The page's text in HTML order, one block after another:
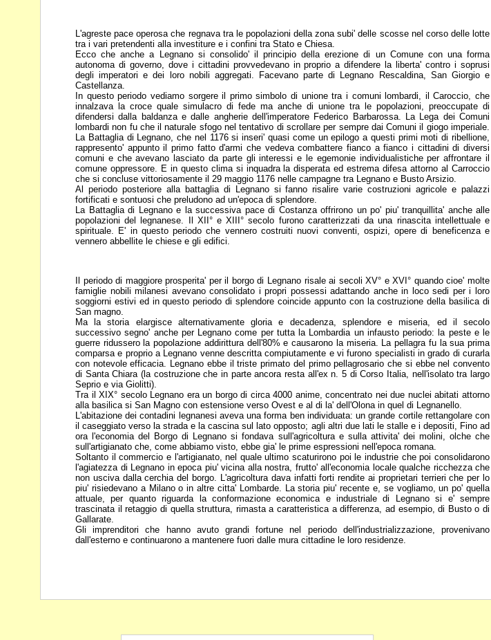
L'agreste pace operosa che regnava tra le popolazioni della zona subi' delle scosse nel corso delle lotte
tra i vari pretendenti alla investiture e i confini tra Stato e Chiesa.
Ecco che anche a Legnano si consolido' il principio della erezione di un Comune con una forma
autonoma di governo, dove i cittadini provvedevano in proprio adifendere la liberta' contro i soprusi
degli imperatori e dei loro nobili aggregati.
Facevano parte di Legnano Rescaldina, San Giorgio e
Castellanza.
In questo periodo vediamo sorgere il primo simbolo di unione tra i comuni lombardi, ilCaroccio, che
innalzava la croce quale simulacro di fede ma anche di unione tra le popolazioni, preoccupate di
difendersi dalla baldanza e dalle angherie dell'imperatore Federico Barbarossa. La Lega dei Comuni
lombardi non fu cheil naturale sfogo nel tentativo di scrollare per sempre dai Comuni il giogoimperiale.
La Battaglia di Legnano, che nel 1176 si inseri' quasi come unepilogo a questi primi moti di ribellione,
rappresento' appunto il primo fattod'armi che vedeva combattere fianco a fianco i cittadini di diversi
comuni e che avevano lasciato da parte gli interessi e le egemonie individualistiche peraffrontare il
comune oppressore. E in questo clima si inquadra la disperata edestrema difesa attorno al Carroccio
che si concluse vittoriosamente il 29 maggio 1176 nelle campagne tra Legnano e Busto Arsizio.
Al periodo posteriore alla battaglia di Legnano si fanno risalire varie costruzioni agricole e palazzi
fortificati e sontuosi che preludono ad un'epoca di splendore.
La Battaglia di Legnano e la successiva pace di Costanza offrirono un po' piu' tranquillita' anche alle
popolazioni del legnanese. Il XII° e XIII° secolo furono caratterizzatida una rinascita intellettuale e
spirituale. E' in questo periodo che vennero costruiti nuovi conventi, ospizi, opere di beneficenza e
vennero abbellite le chiese e gli edifici.
Il periodo di maggiore prosperita' per il borgo di Legnano risale ai secoli XV° e XVI° quando cioe' molte
famiglie nobili milanesi avevano consolidato i propri possessi adattando anche in loco sedi per i loro
soggiorni estivi ed in questoperiodo di splendore coincide appunto con la costruzione della basilica di
San magno.
Ma la storia elargisce alternativamente gloria e decadenza, splendore e miseria, ed il secolo
successivo segno' anche per Legnano come per tutta la Lombardia un infausto periodo: la peste e le
guerre ridussero la popolazione addirittura dell'80% e causarono la miseria. La pellagra fu la sua prima
comparsa e proprio a Legnano venne descritta compiutamente e vi furono specialisti ingrado di curarla
con notevole efficacia. Legnano ebbe il triste primato del primo pellagrosario che si ebbe nel convento
di Santa Chiara (la costruzioneche in parte ancora resta all'ex n. 5 di Corso Italia, nell'isolato tra largo
Seprio e via Giolitti).
Tra il XIX° secolo Legnano era un borgo di circa 4000 anime, concentrato nei due nucleiabitati attorno
alla basilica si San Magno con estensione verso Ovest e al di la' dell'Olona in quel di Legnanello.
L'abitazione dei contadini legnanesi aveva una forma ben individuata: un grande cortile rettangolare con
il caseggiato verso la strada e la cascina sul lato opposto; agli altri due lati le stalle e i depositi, Fino ad
ora l'economia del Borgo di Legnano si fondava sull'agricoltura e sulla attivita' dei molini, olche che
sull'artigianato che, come abbiamo visto, ebbe gia' le prime espressioni nell'epoca romana.
Soltanto il commercio e l'artigianato, nel quale ultimo scaturirono poi le industrie che poi consolidarono
l'agiatezza di Legnano in epoca piu' vicina alla nostra, frutto' all'economia locale qualche ricchezza che
non usciva dalla cerchia del borgo. L'agricoltura dava infatti forti rendite ai proprietari terrieri che per lo
piu' risiedevano a Milano o in altre citta' Lombarde. La storia piu' recente e, se vogliamo, un po' quella
attuale, per quanto riguarda la conformazioneeconomica e industriale di Legnano si e' sempre
trascinata il retaggio di quellastruttura, rimasta a caratteristica a differenza, ad esempio, di Busto o di
Gallarate.
Gli imprenditori che hanno avuto grandi fortune nel periodo dell'industrializzazione, provenivano
dall'esterno e continuarono a mantenere fuori dalle mura cittadine le loro residenze.